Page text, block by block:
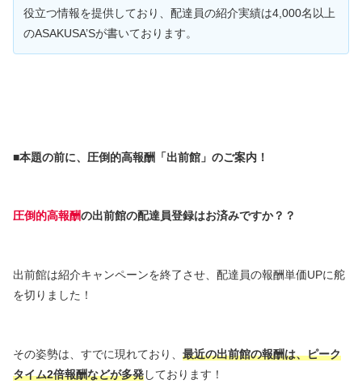
役立つ情報を提供しており、配達員の紹介実績は4,000名以上
のASAKUSA’Sが書いております。
■本題の前に、圧倒的高報酬「出前館」のご案内！
圧倒的高報酬の出前館の配達員登録はお済みですか？？
出前館は紹介キャンペーンを終了させ、配達員の報酬単価UPに舵
を切りました！
その姿勢は、すでに現れており、 最近の出前館の報酬は、ピーク
タイム2倍報酬などが多発しております！